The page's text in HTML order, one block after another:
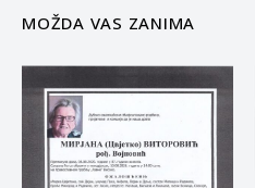
MOŽDA VAS ZANIMA